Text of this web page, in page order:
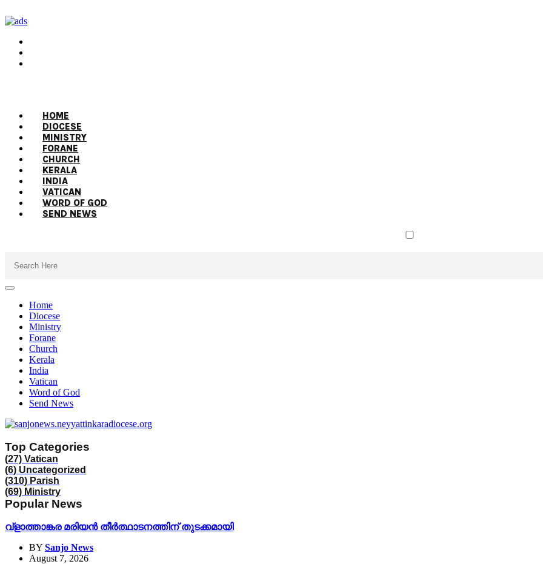
HOME
DIOCESE
MINISTRY
FORANE
CHURCH
KERALA
INDIA
VATICAN
WORD OF GOD
SEND NEWS
Home
Diocese
Ministry
Forane
Church
Kerala
India
Vatican
Word of God
Send News
Top Categories
(27) Vatican
(6) Uncategorized
(310) Parish
(69) Ministry
Popular News
വ്ളാത്താങ്കര മരിയൻ തീർത്ഥാടനത്തിന് തുടക്കമായി
BY Sanjo News
August 7, 2026